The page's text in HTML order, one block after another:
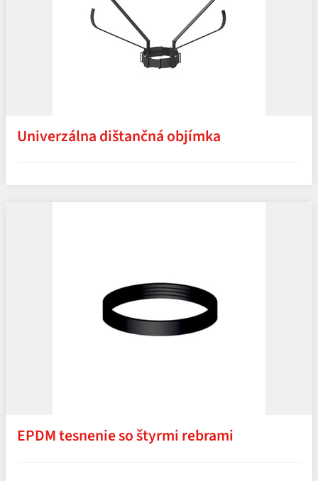
Univerzálna dištančná objímka
EPDM tesnenie so štyrmi rebrami